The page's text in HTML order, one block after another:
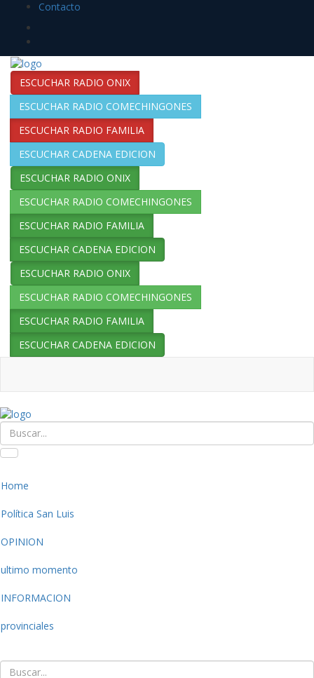
Contacto
ESCUCHAR RADIO ONIX
ESCUCHAR RADIO COMECHINGONES
ESCUCHAR RADIO FAMILIA
ESCUCHAR CADENA EDICION
ESCUCHAR RADIO ONIX
ESCUCHAR RADIO COMECHINGONES
ESCUCHAR RADIO FAMILIA
ESCUCHAR CADENA EDICION
ESCUCHAR RADIO ONIX
ESCUCHAR RADIO COMECHINGONES
ESCUCHAR RADIO FAMILIA
ESCUCHAR CADENA EDICION
Home
Política San Luis
OPINION
ultimo momento
INFORMACION
provinciales